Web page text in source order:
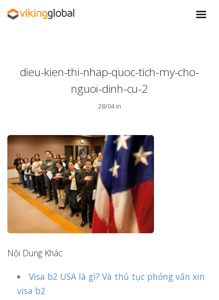
dieu-kien-thi-nhap-quoc-tich-my-cho-
nguoi-dinh-cu-2
28/04 in
Nội Dung Khác
Visa b2 USA là gì? Và thủ tục phỏng vấn xin
visa b2